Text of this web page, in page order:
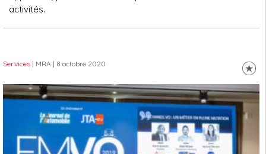
activités.
Services | MRA | 8 octobre 2020